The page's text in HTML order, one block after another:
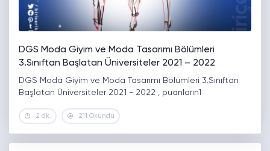
DGS Moda Giyim ve Moda Tasarımı Bölümleri
3.Sınıftan Başlatan Üniversiteler 2021 – 2022
DGS Moda Giyim ve Moda Tasarımı Bölümleri 3.Sınıftan
Başlatan Üniversiteler 2021 - 2022 , puanların1
2 dk. 211 Okundu